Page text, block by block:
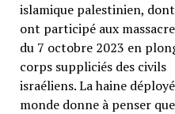
islamique palestinien,
ont participé aux
du 7 octobre 2023 en
corps suppliciés des civils
israéliens. La haine
monde donne à penser que